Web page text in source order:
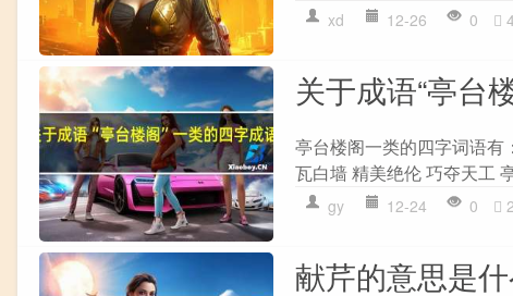
xd 12-26 0
关于成语“亭台
亭台楼阁一类的四字词语有
瓦白墙 精美绝伦 巧夺天工
gy 12-24 0
献芹的意思是